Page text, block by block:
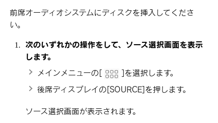
前席オーディオシステムにディスクを挿入してくださ
い。
次のいずれかの操作をして、ソース選択画面を表示
します。
メインメニューの[‍ ‍]を選択します。
後席ディスプレイの[‍SOURCE‍]を押します。
ソース選択画面が表示されます。